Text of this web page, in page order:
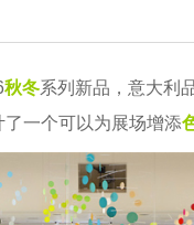
秋冬系列新品，意大利
了一个可以为展场增添